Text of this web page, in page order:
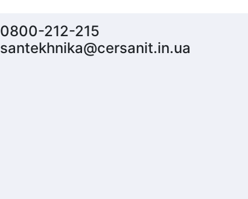
0800-212-215
santekhnika@cersanit.in.ua